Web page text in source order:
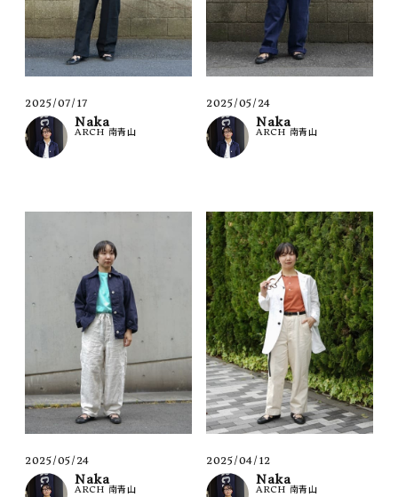
2025/07/17
Naka
ARCH 南青山
2025/05/24
Naka
ARCH 南青山
2025/05/24
Naka
ARCH 南青山
2025/04/12
Naka
ARCH 南青山